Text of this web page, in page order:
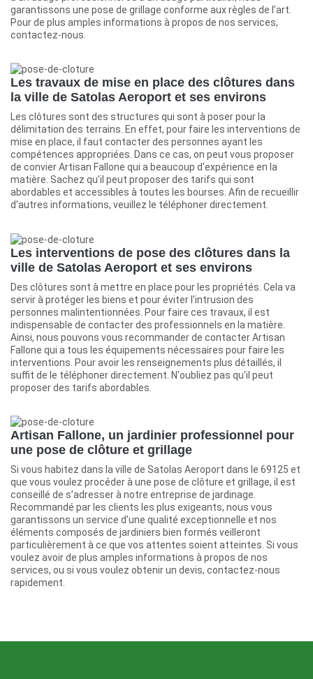
garantissons une pose de grillage conforme aux règles de l’art.
Pour de plus amples informations à propos de nos services,
contactez-nous.
Les travaux de mise en place des clôtures dans
la ville de Satolas Aeroport et ses environs
Les clôtures sont des structures qui sont à poser pour la
délimitation des terrains. En effet, pour faire les interventions de
mise en place, il faut contacter des personnes ayant les
compétences appropriées. Dans ce cas, on peut vous proposer
de convier Artisan Fallone qui a beaucoup d'expérience en la
matière. Sachez qu'il peut proposer des tarifs qui sont
abordables et accessibles à toutes les bourses. Afin de recueillir
d'autres informations, veuillez le téléphoner directement.
Les interventions de pose des clôtures dans la
ville de Satolas Aeroport et ses environs
Des clôtures sont à mettre en place pour les propriétés. Cela va
servir à protéger les biens et pour éviter l'intrusion des
personnes malintentionnées. Pour faire ces travaux, il est
indispensable de contacter des professionnels en la matière.
Ainsi, nous pouvons vous recommander de contacter Artisan
Fallone qui a tous les équipements nécessaires pour faire les
interventions. Pour avoir les renseignements plus détaillés, il
suffit de le téléphoner directement. N'oubliez pas qu'il peut
proposer des tarifs abordables.
Artisan Fallone, un jardinier professionnel pour
une pose de clôture et grillage
Si vous habitez dans la ville de Satolas Aeroport dans le 69125 et
que vous voulez procéder à une pose de clôture et grillage, il est
conseillé de s’adresser à notre entreprise de jardinage.
Recommandé par les clients les plus exigeants, nous vous
garantissons un service d’une qualité exceptionnelle et nos
éléments composés de jardiniers bien formés veilleront
particulièrement à ce que vos attentes soient atteintes. Si vous
voulez avoir de plus amples informations à propos de nos
services, ou si vous voulez obtenir un devis, contactez-nous
rapidement.